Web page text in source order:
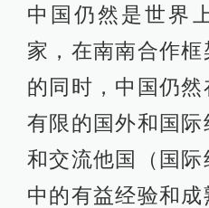
中国仍然是世界
家，在南南合作
的同时，中国仍
有限的国外和国
和交流他国（国
中的有益经验和